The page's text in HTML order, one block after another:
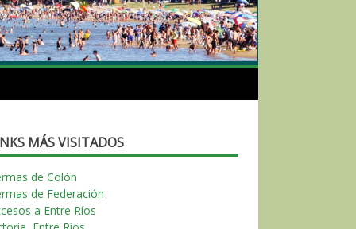
MÁS VISITADOS
de Colón
de Federación
a Entre Ríos